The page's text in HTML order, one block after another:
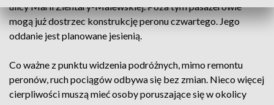
ulicy Marii Zientary-Malewskiej. Poza tym pasażerowie
mogą już dostrzec konstrukcję peronu czwartego. Jego
oddanie jest planowane jesienią.
Co ważne z punktu widzenia podróżnych, mimo remontu
peronów, ruch pociągów odbywa się bez zmian. Nieco więcej
cierpliwości muszą mieć osoby poruszające się w okolicy